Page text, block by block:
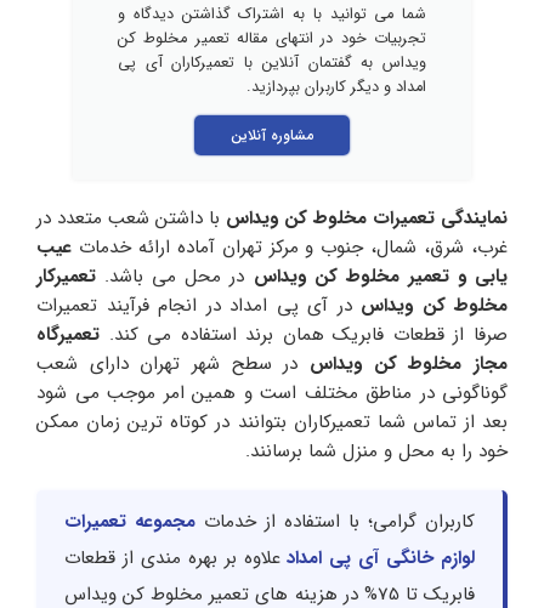
شما می توانید با به اشتراک گذاشتن دیدگاه و
تجربیات خود در انتهای مقاله تعمیر مخلوط کن
ویداس به گفتمان آنلاین با تعمیرکاران آی پی
امداد و دیگر کاربران بپردازید.
مشاوره آنلاین
نمایندگی تعمیرات مخلوط کن ویداس با داشتن شعب متعدد در
غرب، شرق، شمال، جنوب و مرکز تهران آماده ارائه خدمات عیب
یابی و تعمیر مخلوط کن ویداس در محل می باشد. تعمیرکار
مخلوط کن ویداس در آی پی امداد در انجام فرآیند تعمیرات
صرفا از قطعات فابریک همان برند استفاده می کند. تعمیرگاه
مجاز مخلوط کن ویداس در سطح شهر تهران دارای شعب
گوناگونی در مناطق مختلف است و همین امر موجب می شود
بعد از تماس شما تعمیرکاران بتوانند در کوتاه ترین زمان ممکن
خود را به محل و منزل شما برسانند.
کاربران گرامی؛ با استفاده از خدمات مجموعه تعمیرات
لوازم خانگی آی پی امدادعلاوه بر بهره مندی از قطعات
فابریک تا 75% در هزینه های تعمیر مخلوط کن ویداس